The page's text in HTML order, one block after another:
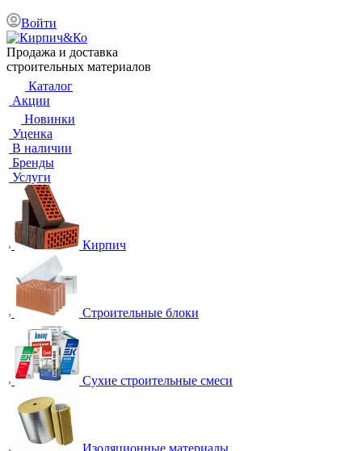
Войти
Продажа и доставка
строительных материалов
Каталог
Акции
Новинки
Уценка
В наличии
Бренды
Услуги
Кирпич
Строительные блоки
Сухие строительные смеси
Изоляционные материалы